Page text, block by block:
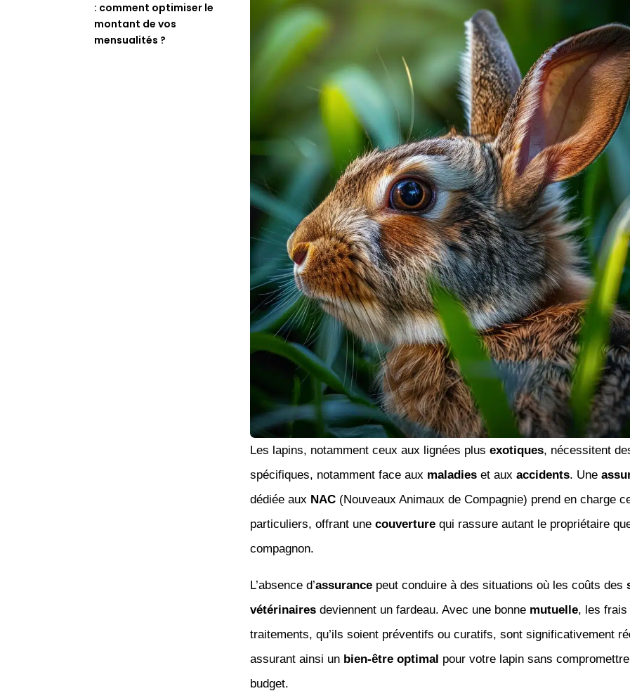
: comment optimiser le
montant de vos
mensualités ?
Les lapins, notamment ceux aux lignées plus exotiques, nécessitent
spécifiques, notamment face aux maladieset aux accidents. Une
dédiée aux NAC(Nouveaux Animaux de Compagnie) prend en charge
particuliers, offrant une couverturequi rassure autant le propriétaire
compagnon.
L’absence d’assurancepeut conduire à des situations où les coûts des
vétérinairesdeviennent un fardeau. Avec une bonne mutuelle, les frais
traitements, qu’ils soient préventifs ou curatifs, sont significativement
assurant ainsi un bien-être optimal pour votre lapin sans
budget.